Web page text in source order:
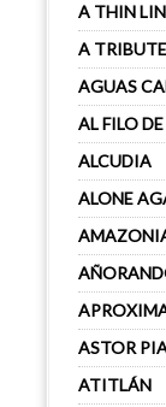
A THIN
A
AGUAS
AL FILO
ALCUDIA
ALONE
ASTOR
ATITLÁN